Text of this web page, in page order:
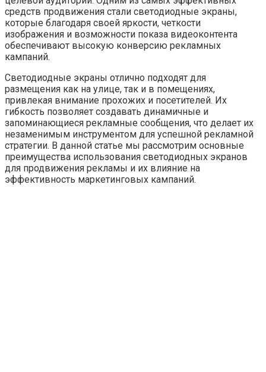
средств продвижения стали светодиодные экраны,
которые благодаря своей яркости, четкости
изображения и возможности показа видеоконтента
обеспечивают высокую конверсию рекламных
кампаний.
Светодиодные экраны отлично подходят для
размещения как на улице, так и в помещениях,
привлекая внимание прохожих и посетителей. Их
гибкость позволяет создавать динамичные и
запоминающиеся рекламные сообщения, что делает их
незаменимым инструментом для успешной рекламной
стратегии. В данной статье мы рассмотрим основные
преимущества использования светодиодных экранов
для продвижения рекламы и их влияние на
эффективность маркетинговых кампаний.